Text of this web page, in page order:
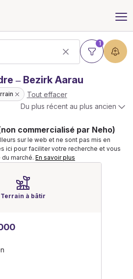
1
– Bezirk Aarau
Tout effacer
Du plus récent au plus ancien
commercialisé par Neho)
sur le web et ne sont pas mis en
ici pour faciliter votre recherche et vous
marché. En savoir plus
Terrain à bâtir